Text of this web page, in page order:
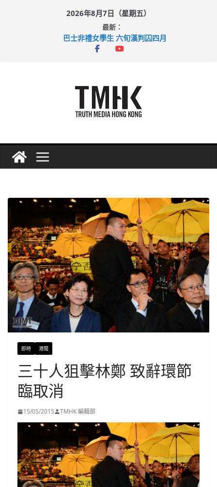
2026年8月7日（星期五）
最新：
巴士非禮女學生 六旬漢判囚四月
涉造假公屋富戶申報表 倉管員准保釋候訊
即時 港聞
三十人狙擊林鄭 致辭環節
臨取消
15/05/2015 TMHK 編輯部